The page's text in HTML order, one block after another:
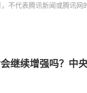
不代表腾讯新闻或腾讯网
继续增强吗？中